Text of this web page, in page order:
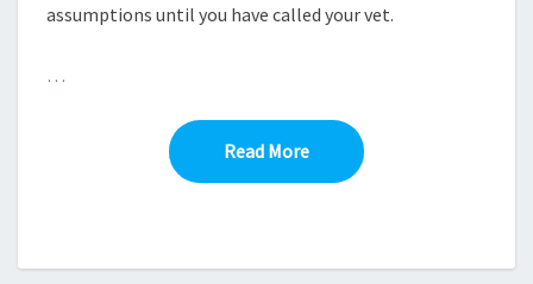
assumptions until you have called your vet.
…
Read MoreRead More